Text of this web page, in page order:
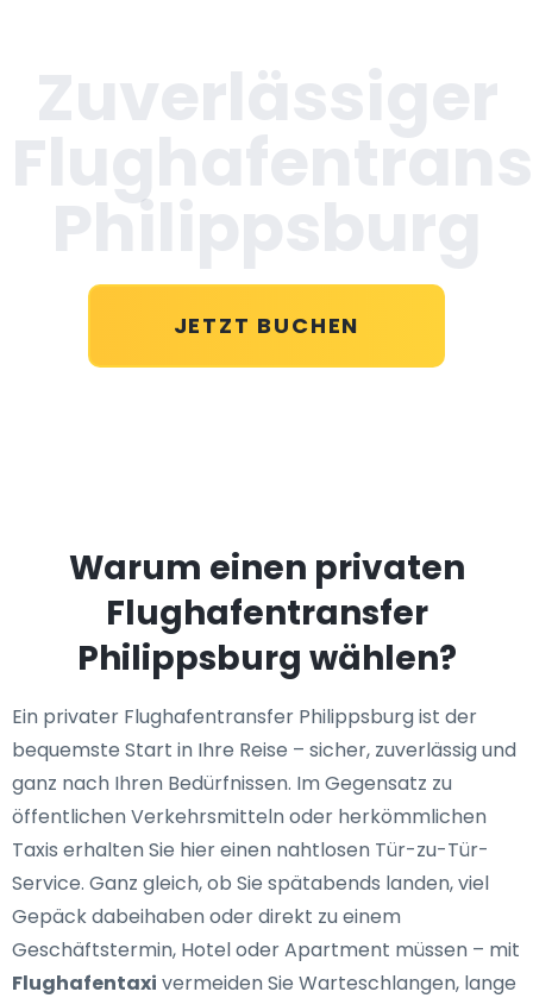
Philippsburg
JETZT BUCHEN
Warum einen privaten
Flughafentransfer
Philippsburg wählen?
Ein privater Flughafentransfer Philippsburg ist der
bequemste Start in Ihre Reise – sicher, zuverlässig und
ganz nach Ihren Bedürfnissen. Im Gegensatz zu
öffentlichen Verkehrsmitteln oder herkömmlichen
Taxis erhalten Sie hier einen nahtlosen Tür-zu-Tür-
Service. Ganz gleich, ob Sie spätabends landen, viel
Gepäck dabeihaben oder direkt zu einem
Geschäftstermin, Hotel oder Apartment müssen – mit
Flughafentaxi vermeiden Sie Warteschlangen, lange